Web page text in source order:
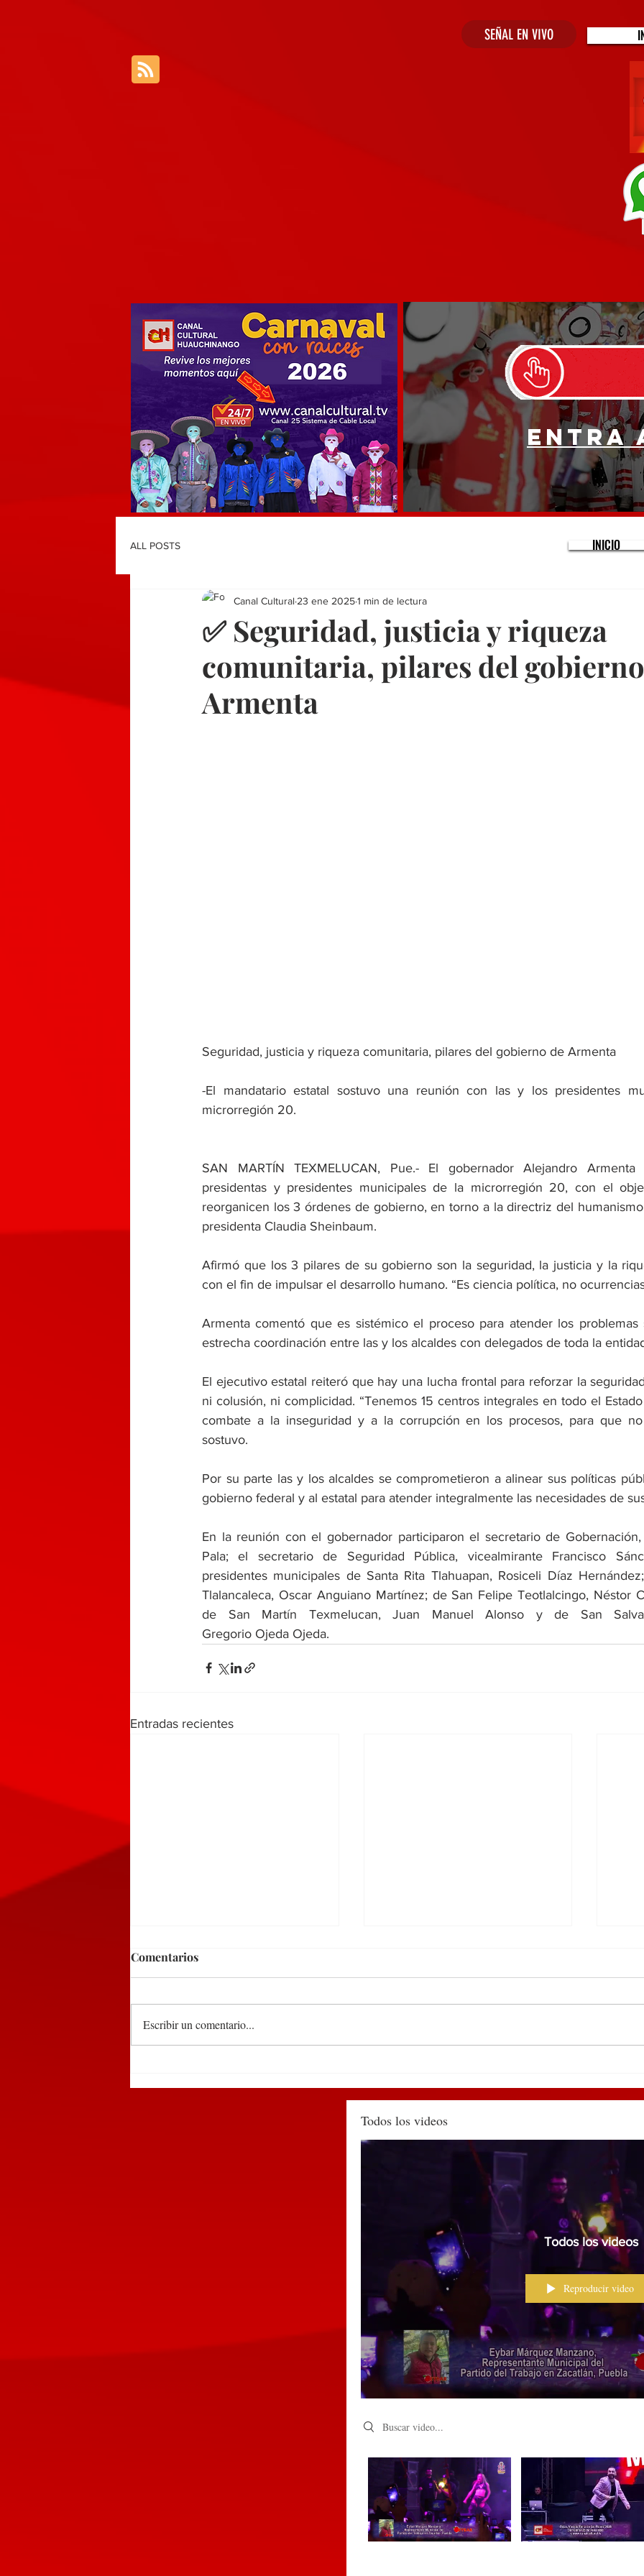
SEÑAL EN VIVO
Entra
ALL POSTS
✅ Seguridad, justicia y riqueza
comunitaria, pilares del
Armenta
Canal Cultural 23 ene 20251 min de lectura
Seguridad, justicia y riqueza comunitaria, pilares del gobierno de Armenta
-El mandatario estatal sostuvo una reunión con las y los presidentes
microrregión 20.
SAN MARTÍN TEXMELUCAN, Pue.- El gobernador Alejandro
presidentas y presidentes municipales de la microrregión 20, con el
reorganicen los 3 órdenes de gobierno, en torno a la directriz del
presidenta Claudia Sheinbaum.
Afirmó que los 3 pilares de su gobierno son la seguridad, la justicia y la
con el fin de impulsar el desarrollo humano. “Es ciencia política, no
Armenta comentó que es sistémico el proceso para atender los problemas
estrecha coordinación entre las y los alcaldes con delegados de toda la
El ejecutivo estatal reiteró que hay una lucha frontal para reforzar la
ni colusión, ni complicidad. “Tenemos 15 centros integrales en todo el
combate a la inseguridad y a la corrupción en los procesos, para que no
sostuvo.
Por su parte las y los alcaldes se comprometieron a alinear sus políticas
gobierno federal y al estatal para atender integralmente las necesidades de
En la reunión con el gobernador participaron el secretario de
Pala; el secretario de Seguridad Pública, vicealmirante Francisco
presidentes municipales de Santa Rita Tlahuapan, Rosiceli Díaz
Tlalancaleca, Oscar Anguiano Martínez; de San Felipe Teotlalcingo, Néstor
de San Martín Texmelucan, Juan Manuel Alonso y de San
Gregorio Ojeda Ojeda.
Entradas recientes
Huauchinango por tirar
Huauchinango en encuentro
de alcaldes convocado por la
SEGOB Puebla
Comentarios
Escribir un comentario...
INICIO
Todos los videos
Todos los videos
Reproducir video
Search videos